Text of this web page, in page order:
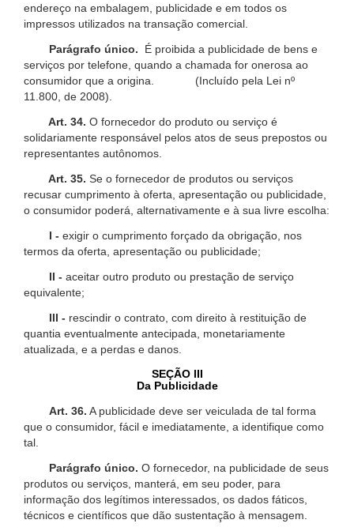
endereço na embalagem, publicidade e em todos os
impressos utilizados na transação comercial.
Parágrafo único.
É proibida a publicidade de bens e
serviços por telefone, quando a chamada for onerosa ao
consumidor que a origina. (Incluído pela Lei nº
11.800, de 2008).
Art. 34. O fornecedor do produto ou serviço é
solidariamente responsável pelos atos de seus prepostos ou
representantes autônomos.
Art. 35. Se o fornecedor de produtos ou serviços
recusar cumprimento à oferta, apresentação ou publicidade,
o consumidor poderá, alternativamente e à sua livre escolha:
I - exigir o cumprimento forçado da obrigação, nos
termos da oferta, apresentação ou publicidade;
II - aceitar outro produto ou prestação de serviço
equivalente;
III - rescindir o contrato, com direito à restituição de
quantia eventualmente antecipada, monetariamente
atualizada, e a perdas e danos.
SEÇÃO III
Da Publicidade
Art. 36. A publicidade deve ser veiculada de tal forma
que o consumidor, fácil e imediatamente, a identifique como
tal.
Parágrafo único. O fornecedor, na publicidade de seus
produtos ou serviços, manterá, em seu poder, para
informação dos legítimos interessados, os dados fáticos,
técnicos e científicos que dão sustentação à mensagem.